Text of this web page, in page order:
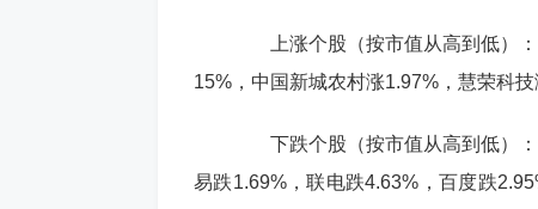
上涨个股（按市值从高到低）：
15%，中国新城农村涨1.97%，慧荣科
下跌个股（按市值从高到低）：
易跌1.69%，联电跌4.63%，百度跌